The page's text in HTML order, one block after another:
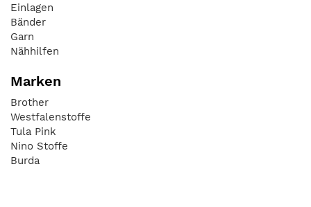
Einlagen
Bänder
Garn
Nähhilfen
Marken
Brother
Westfalenstoffe
Tula Pink
Nino Stoffe
Burda